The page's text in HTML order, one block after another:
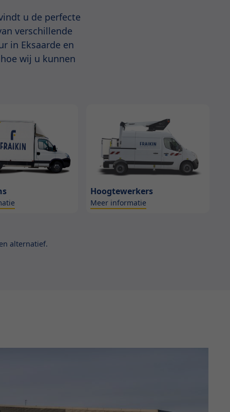
u de perfecte
verschillende
in Eksaarde en
wij u kunnen
Hoogtewerkers
Meer informatie
alternatief.